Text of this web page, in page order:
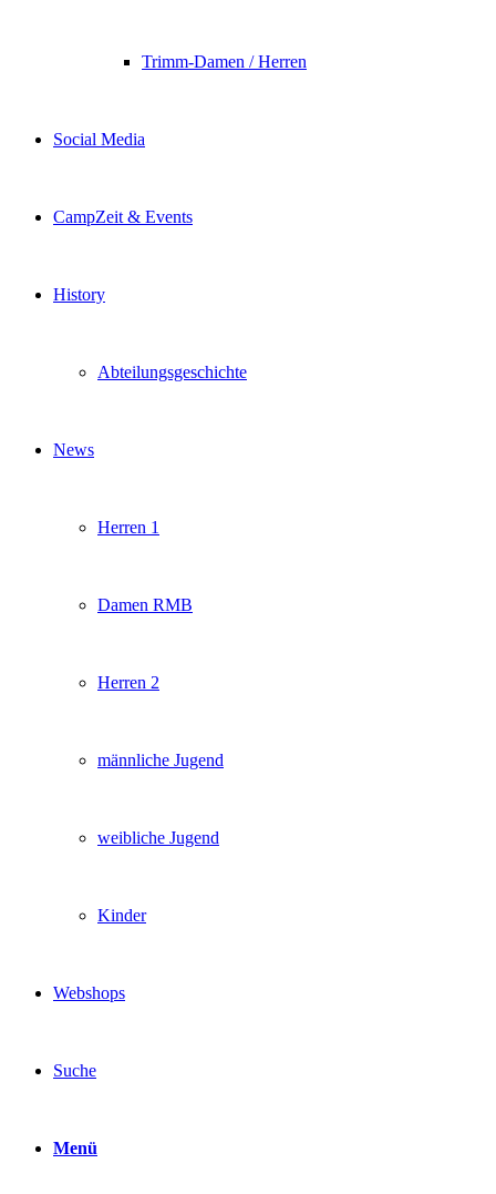
Trimm-Damen / Herren
Social Media
CampZeit & Events
History
Abteilungsgeschichte
News
Herren 1
Damen RMB
Herren 2
männliche Jugend
weibliche Jugend
Kinder
Webshops
Suche
Menü